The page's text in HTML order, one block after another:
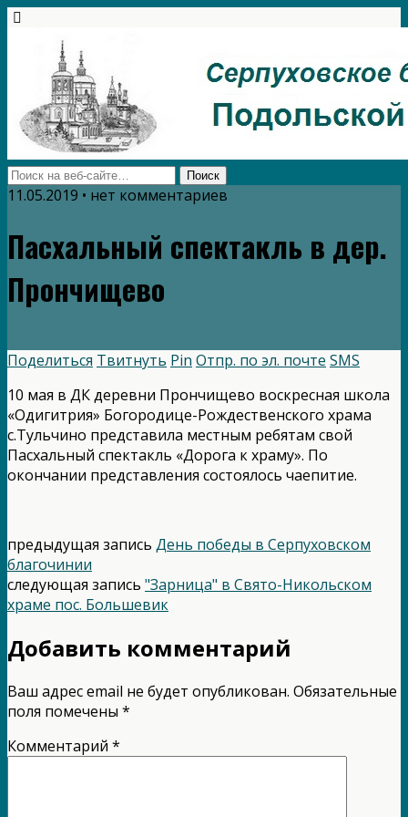
11.05.2019 • нет комментариев
Пасхальный спектакль в дер.
Прончищево
Поделиться Твитнуть Pin Отпр. по эл. почте SMS
10 мая в ДК деревни Прончищево воскресная школа
«Одигитрия» Богородице-Рождественского храма
с.Тульчино представила местным ребятам свой
Пасхальный спектакль «Дорога к храму». По
окончании представления состоялось чаепитие.
предыдущая запись День победы в Серпуховском
благочинии
следующая запись "Зарница" в Свято-Никольском
храме пос. Большевик
Добавить комментарий
Ваш адрес email не будет опубликован. Обязательные
поля помечены *
Комментарий *